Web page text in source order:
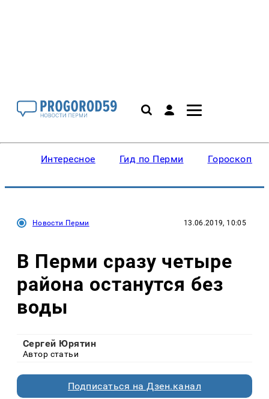
Интересное Гид по Перми Гороскопы
Новости Перми 13.06.2019, 10:05
В Перми сразу четыре
района останутся без
воды
Сергей Юрятин
Автор статьи
Подписаться на Дзен.канал